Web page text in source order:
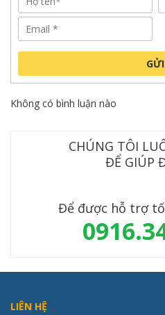
GỬI
Không có bình luận nào
CHÚNG TÔI
ĐỂ GIÚP
Để được hỗ trợ
LIÊN HỆ